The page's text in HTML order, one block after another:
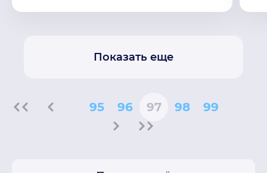
Показать еще
95 96 97 98 99